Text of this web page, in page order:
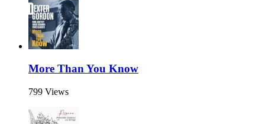
More Than You Know
799 Views